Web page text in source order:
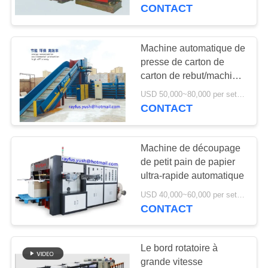
CONTRÔLE
DE
QUALITÉ
CONTACTEZ-
NOUS
NOUVELLES
DEMANDEZ
CITATION
Machine piquante
de boîte de carton
13
machine de gluer de
dossier de carton
14
CONTACT
Machine automatique de
presse de carton de
carton de rebut/machine
compacteur de carton
USD 50,000~80,000 per set MOQ:1 ensemble
CONTACT
Machine de découpage
de petit pain de papier
ultra-rapide automatique
CONTACT
Le bord rotatoire à
grande vitesse